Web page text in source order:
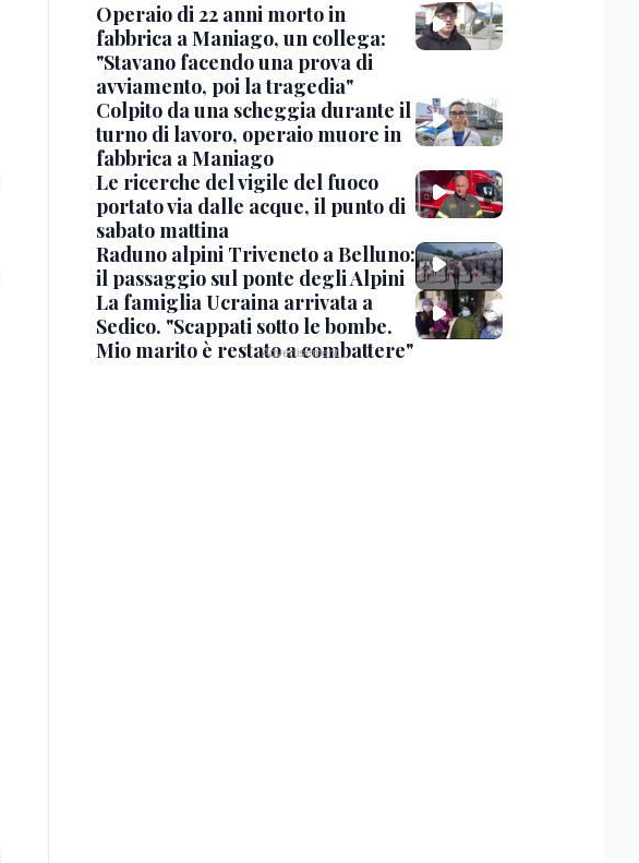
Operaio di 22 anni morto in
fabbrica a Maniago, un collega:
"Stavano facendo una prova di
avviamento, poi la tragedia"
Colpito da una scheggia durante il
turno di lavoro, operaio muore in
fabbrica a Maniago
Le ricerche del vigile del fuoco
portato via dalle acque, il punto di
sabato mattina
Raduno alpini Triveneto a Belluno:
il passaggio sul ponte degli Alpini
La famiglia Ucraina arrivata a
Sedico. "Scappati sotto le bombe.
Mio marito è restato a combattere"